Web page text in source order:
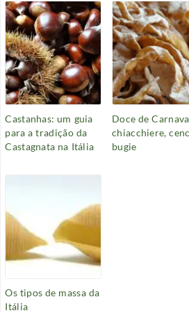
Castanhas: um guia
para a tradição da
Castagnata na Itália
Doce de
chiacchiere,
bugie
Os tipos de massa da
Itália